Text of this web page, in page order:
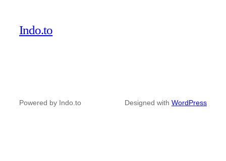
Indo.to
Powered by Indo.to Designed with WordPress